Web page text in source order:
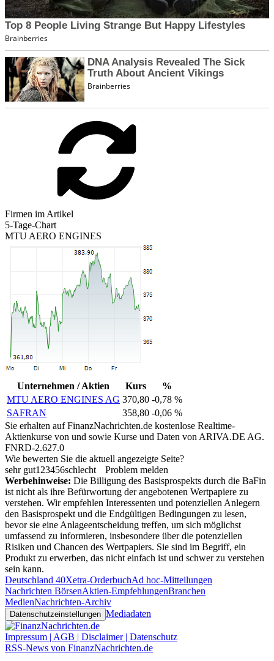
Firmen im Artikel
5-Tage-Chart
MTU AERO ENGINES
Unternehmen / Aktien Kurs
%
MTU AERO ENGINES AG 370,80 -0,78 %
SAFRAN
358,80 -0,06 %
Sie erhalten auf FinanzNachrichten.de kostenlose Realtime-
Aktienkurse von und sowie Kurse und Daten von ARIVA.DE AG.
FNRD-2.627.0
Wie bewerten Sie die aktuell angezeigte Seite?
sehr gut1 23456schlecht
Problem melden
Werbehinweise: Die Billigung des Basisprospekts durch die BaFin
ist nicht als ihre Befürwortung der angebotenen Wertpapiere zu
verstehen. Wir empfehlen Interessenten und potenziellen Anlegern
den Basisprospekt und die Endgültigen Bedingungen zu lesen,
bevor sie eine Anlageentscheidung treffen, um sich möglichst
umfassend zu informieren, insbesondere über die potenziellen
Risiken und Chancen des Wertpapiers. Sie sind im Begriff, ein
Produkt zu erwerben, das nicht einfach ist und schwer zu verstehen
sein kann.
Deutschland 40Xetra-OrderbuchAd hoc-Mitteilungen
Nachrichten BörsenAktien-EmpfehlungenBranchen
MedienNachrichten-Archiv
Datenschutzeinstellungen Mediadaten
Impressum | AGB | Disclaimer | Datenschutz
RSS-News von FinanzNachrichten.de